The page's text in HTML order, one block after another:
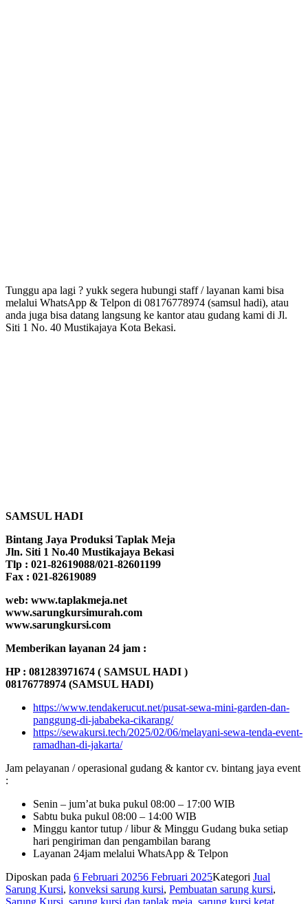
Tunggu apa lagi ? yukk segera hubungi staff / layanan kami bisa
melalui WhatsApp & Telpon di 08176778974 (samsul hadi), atau
anda juga bisa datang langsung ke kantor atau gudang kami di Jl.
Siti 1 No. 40 Mustikajaya Kota Bekasi.
SAMSUL HADI
Bintang Jaya Produksi Taplak Meja
Jln. Siti 1 No.40 Mustikajaya Bekasi
Tlp : 021-82619088/021-82601199
Fax : 021-82619089
web: www.taplakmeja.net
www.sarungkursimurah.com
www.sarungkursi.com
Memberikan layanan 24 jam :
HP : 081283971674 ( SAMSUL HADI )
08176778974 (SAMSUL HADI)
https://www.tendakerucut.net/pusat-sewa-mini-garden-dan-
panggung-di-jababeka-cikarang/
https://sewakursi.tech/2025/02/06/melayani-sewa-tenda-event-
ramadhan-di-jakarta/
Jam pelayanan / operasional gudang & kantor cv. bintang jaya event
:
Senin – jum’at buka pukul 08:00 – 17:00 WIB
Sabtu buka pukul 08:00 – 14:00 WIB
Minggu kantor tutup / libur & Minggu Gudang buka setiap
hari pengiriman dan pengambilan barang
Layanan 24jam melalui WhatsApp & Telpon
Diposkan pada 6 Februari 20256 Februari 2025Kategori Jual
Sarung Kursi, konveksi sarung kursi, Pembuatan sarung kursi,
Sarung Kursi, sarung kursi dan taplak meja, sarung kursi ketat,